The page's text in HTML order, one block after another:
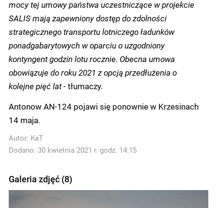
mocy tej umowy państwa uczestniczące w projekcie
SALIS mają zapewniony dostęp do zdolności
strategicznego transportu lotniczego ładunków
ponadgabarytowych w oparciu o uzgodniony
kontyngent godzin lotu rocznie. Obecna umowa
obowiązuje do roku 2021 z opcją przedłużenia o
kolejne pięć lat -tłumaczy.
Antonow AN-124 pojawi się ponownie w Krzesinach
14 maja.
Autor: KaT
Dodano: 30 kwietnia 2021 r. godz. 14:15
Galeria zdjęć (8)